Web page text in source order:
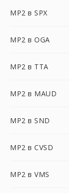
MP2 в SPX
MP2 в OGA
MP2 в TTA
MP2 в MAUD
MP2 в SND
MP2 в CVSD
MP2 в VMS